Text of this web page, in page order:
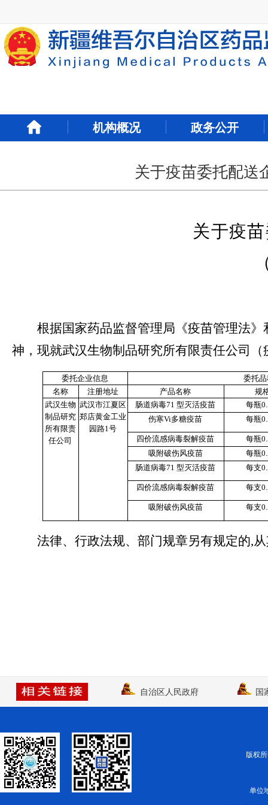
机构概况 政务公开
口
打
开
面,
波
关于疫苗委托配送
关于疫
根据国家药品监督管理局《疫苗管理法》
神，现就武汉生物制品研究所有限责任公司
委托企业信息
委托
名称
注册地址 产品名称
规
武汉生物
制品研究
所有限责
任公司
武汉市江夏区
郑店黄金工业
园路1号
肠道病毒71 型灭活疫苗
每瓶
伤寒Vi多糖疫苗
每瓶
四价流感病毒裂解疫苗
每瓶
吸附破伤风疫苗
每瓶
肠道病毒71 型灭活疫苗
每支
四价流感病毒裂解疫苗 每支
吸附破伤风疫苗 每支
法律、行政法规、部门规章另有规定的,
自治区人民政府 国
版权
单位